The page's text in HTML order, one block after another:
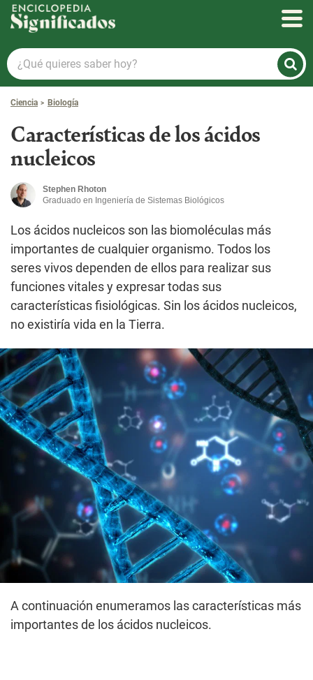
Enciclopedia Significados
¿Qué
quieres
saber
hoy?
Ciencia Biología
Características de los ácidos
nucleicos
Stephen Rhoton
Graduado en Ingeniería de Sistemas Biológicos
Los ácidos nucleicos son las biomoléculas más
importantes de cualquier organismo. Todos los
seres vivos dependen de ellos para realizar sus
funciones vitales y expresar todas sus
características fisiológicas. Sin los ácidos nucleicos,
no existiría vida en la Tierra.
A continuación enumeramos las características más
importantes de los ácidos nucleicos.